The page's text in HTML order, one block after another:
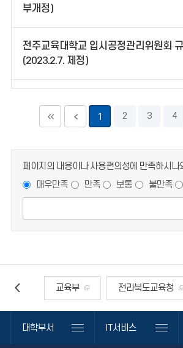
부개정)
전주교육대학교 입시공정관리위원회
(2023.2.7. 제정)
(2022.09.28. 제정)
일부개정)
규정(2022.6.20. 일부개정)
(2022.05.17. 일부개정)
1 2 3 4
페이지의 내용이나 사용편의성에 만족하시나
매우만족
만족 보통 불만족
교육부 전라북도교육청
전국교육대학교
대학부서 IT서비스